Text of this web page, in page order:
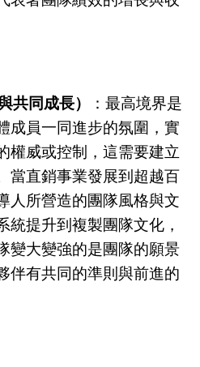
共同成長）
：最高境界是
成員一同進步的氛圍，實
權威或控制，這需要建立
當直銷事業發展到超越百
人所營造的團隊風格與文
統提升到複製團隊文化，
變大變強的是團隊的願景
伴有共同的準則與前進的